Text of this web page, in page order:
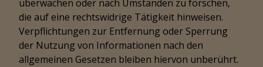
überwachen oder nach Umständen zu forschen,
die auf eine rechtswidrige Tätigkeit hinweisen.
Verpflichtungen zur Entfernung oder Sperrung
der Nutzung von Informationen nach den
allgemeinen Gesetzen bleiben hiervon unberührt.